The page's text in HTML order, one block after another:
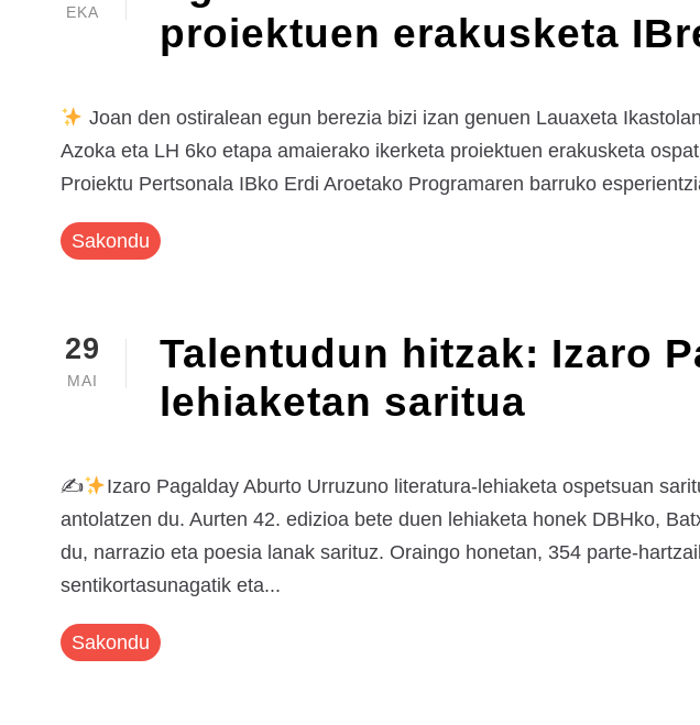
EKA
proiektuen erakusketa
Joan den ostiralean egun berezia bizi izan genuen Lauaxeta
Azoka eta LH 6ko etapa amaierako ikerketa proiektuen erakusketa
Proiektu Pertsonala IBko Erdi Aroetako Programaren barruko
Sakondu
29
MAI
Talentudun hitzak: Izaro
lehiaketan saritua
✍
Izaro Pagalday Aburto Urruzuno literatura-lehiaketa ospetsuan
antolatzen du. Aurten 42. edizioa bete duen lehiaketa honek DBHko,
du, narrazio eta poesia lanak sarituz. Oraingo honetan, 354 parte-
sentikortasunagatik eta...
Sakondu